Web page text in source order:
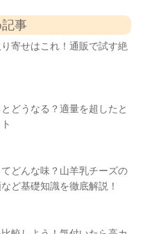
事
寄せはこれ！通販で試す絶
どうなる？適量を超したと
どんな味？山羊乳チーズの
ど基礎知識を徹底解説！